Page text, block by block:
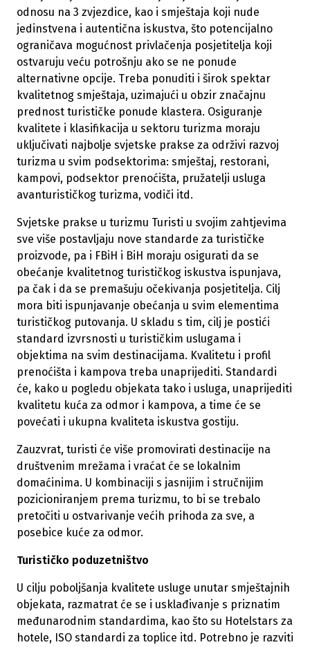
odnosu na 3 zvjezdice, kao i smještaja koji nude
jedinstvena i autentična iskustva, što potencijalno
ograničava mogućnost privlačenja posjetitelja koji
ostvaruju veću potrošnju ako se ne ponude
alternativne opcije. Treba ponuditi i širok spektar
kvalitetnog smještaja, uzimajući u obzir značajnu
prednost turističke ponude klastera. Osiguranje
kvalitete i klasifikacija u sektoru turizma moraju
uključivati najbolje svjetske prakse za održivi razvoj
turizma u svim podsektorima: smještaj, restorani,
kampovi, podsektor prenoćišta, pružatelji usluga
avanturističkog turizma, vodiči itd.
Svjetske prakse u turizmu Turisti u svojim zahtjevima
sve više postavljaju nove standarde za turističke
proizvode, pa i FBiH i BiH moraju osigurati da se
obećanje kvalitetnog turističkog iskustva ispunjava,
pa čak i da se premašuju očekivanja posjetitelja. Cilj
mora biti ispunjavanje obećanja u svim elementima
turističkog putovanja. U skladu s tim, cilj je postići
standard izvrsnosti u turističkim uslugama i
objektima na svim destinacijama. Kvalitetu i profil
prenoćišta i kampova treba unaprijediti. Standardi
će, kako u pogledu objekata tako i usluga, unaprijediti
kvalitetu kuća za odmor i kampova, a time će se
povećati i ukupna kvaliteta iskustva gostiju.
Zauzvrat, turisti će više promovirati destinacije na
društvenim mrežama i vraćat će se lokalnim
domaćinima. U kombinaciji s jasnijim i stručnijim
pozicioniranjem prema turizmu, to bi se trebalo
pretočiti u ostvarivanje većih prihoda za sve, a
posebice kuće za odmor.
Turističko poduzetništvo
U cilju poboljšanja kvalitete usluge unutar smještajnih
objekata, razmatrat će se i usklađivanje s priznatim
međunarodnim standardima, kao što su Hotelstars za
hotele, ISO standardi za toplice itd. Potrebno je razviti